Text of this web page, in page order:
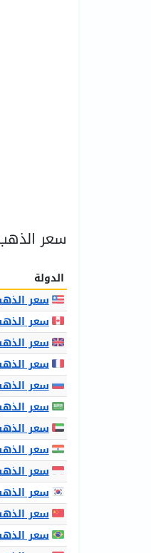
سعر
الدولة
سعر
سعر
سعر
سعر
سعر
سعر
سعر
سعر
سعر
سعر
سعر
سعر